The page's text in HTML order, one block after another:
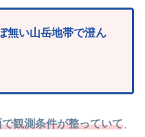
無い山岳地帯で澄ん
観測条件が整っていて